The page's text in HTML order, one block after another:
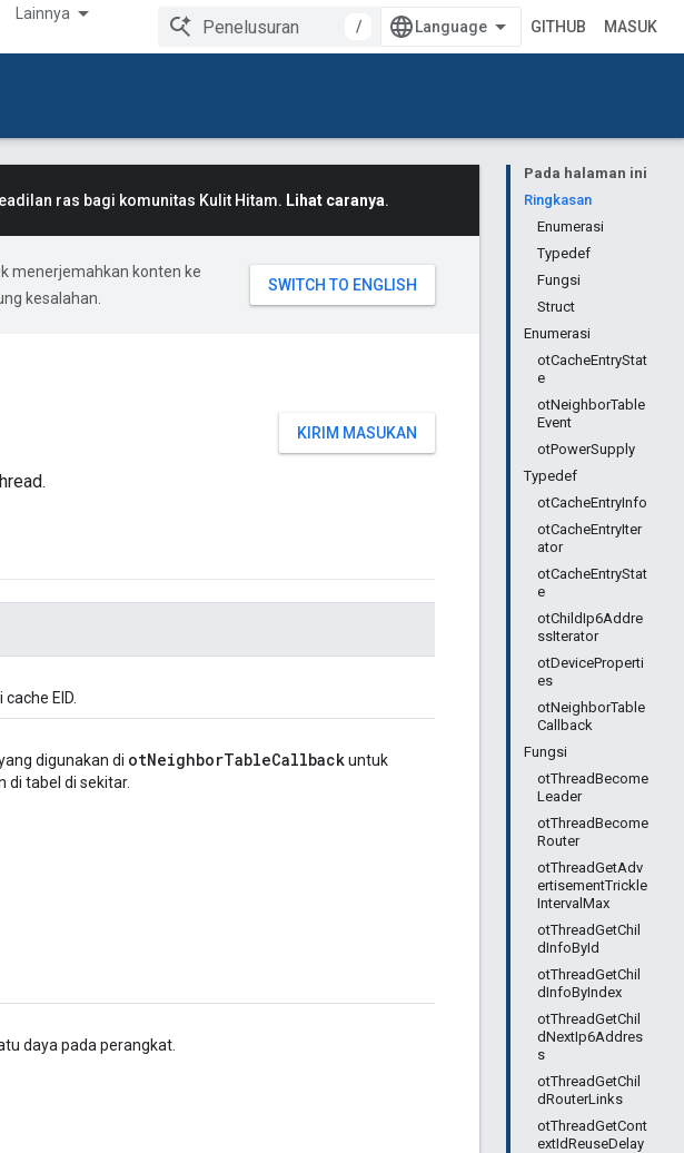
Lainnya
/ GITHUB MASUK
Pada halaman ini
Ringkasan
Enumerasi
Typedef
Fungsi
Struct
Enumerasi
otCacheEntryStat
e
otNeighborTable
Event
otPowerSupply
Typedef
otCacheEntryInfo
otCacheEntryIter
ator
otCacheEntryStat
e
otChildIp6Addre
ssIterator
otDeviceProperti
es
otNeighborTable
Callback
Fungsi
otThreadBecome
Leader
otThreadBecome
Router
otThreadGetAdv
ertisementTrickle
IntervalMax
otThreadGetChil
dInfoById
otThreadGetChil
dInfoByIndex
otThreadGetChil
dNextIp6Addres
s
otThreadGetChil
dRouterLinks
otThreadGetCont
extIdReuseDelay
ras bagi komunitas Kulit Hitam. Lihat caranya.
menerjemahkan konten ke
kesalahan.
KIRIM MASUKAN
EID.
digunakan di otNeighborTableCallbackuntuk
di tabel di sekitar.
daya pada perangkat.